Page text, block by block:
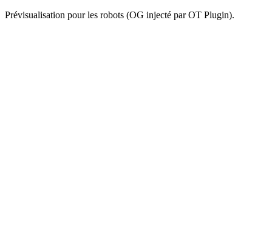
Prévisualisation pour les robots (OG injecté par OT Plugin).